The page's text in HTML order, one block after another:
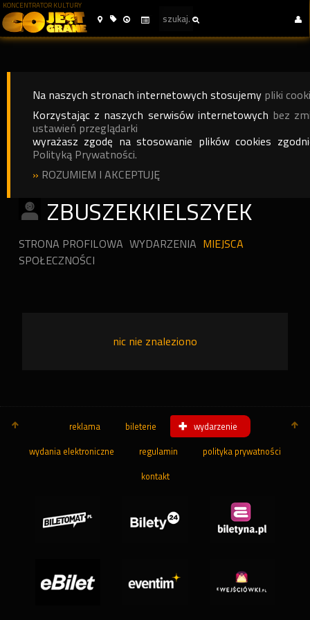
KONCENTRATOR KULTURY
Na naszych stronach internetowych stosujemy pliki
Korzystając z naszych serwisów internetowych bez
ustawień przeglądarki
wyrażasz zgodę na stosowanie plików cookies
Polityką Prywatności.
» ROZUMIEM I AKCEPTUJĘ
ZBUSZEKKIELSZYEK
STRONA PROFILOWA WYDARZENIA MIEJSCA
SPOŁECZNOŚCI
nic nie znaleziono
reklama bileterie wydarzenie
wydania elektroniczne regulamin polityka prywatności
kontakt